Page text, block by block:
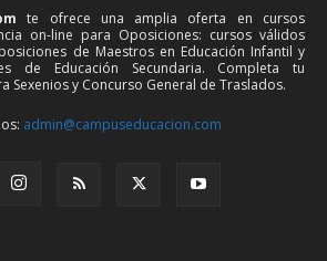
te ofrece una amplia oferta en cursos
on-line para Oposiciones: cursos válidos
de Maestros en Educación Infantil y
de Educación Secundaria. Completa tu
Sexenios y Concurso General de Traslados.
admin@campuseducacion.com